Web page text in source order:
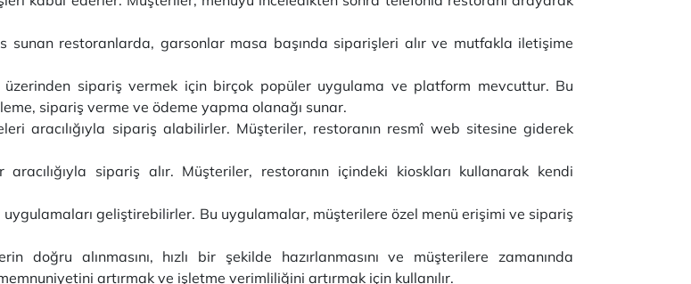
sunan restoranlarda, garsonlar masa başında siparişleri alır ve mutfakla iletişime
üzerinden sipariş vermek için birçok popüler uygulama ve platform mevcuttur. Bu
sipariş verme ve ödeme yapma olanağı sunar.
aracılığıyla sipariş alabilirler. Müşteriler, restoranın resmî web sitesine giderek
sipariş alır. Müşteriler, restoranın içindeki kioskları kullanarak kendi
geliştirebilirler. Bu uygulamalar, müşterilere özel menü erişimi ve sipariş
doğru alınmasını, hızlı bir şekilde hazırlanmasını ve müşterilere zamanında
artırmak ve işletme verimliliğini artırmak için kullanılır.